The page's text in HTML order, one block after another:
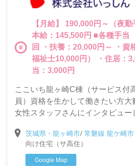
【月給】 190,000円～（夜勤手
本給：145,500円 ■各種手当
回 ・扶養：20,000円～ ・資
福祉士10,000円） ・住居：
当：3,000円
ここいち龍ヶ崎C棟（サービス付
員）資格を生かして働きたい方
女性スタッフさんにインタビュー
メリッや長続きの秘訣をご紹介し
茨城県・龍ヶ崎市/ 常磐線 龍ケ崎市
向け住宅（サ高住）
Google Map